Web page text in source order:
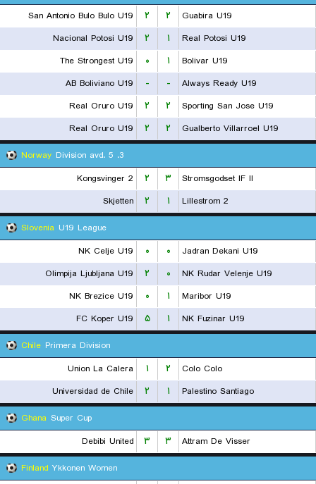
San Antonio Bulo Bulo U19
۲ ۲
Guabira U19
Nacional Potosi U19
۲ ۱
Real Potosi U19
The Strongest U19
۰ ۱
Bolivar U19
AB Boliviano U19
- -
Always Ready U19
Real Oruro U19
۲ ۲
Sporting San Jose U19
Real Oruro U19
۲ ۲
Gualberto Villarroel U19
Norway
3. Division avd. 5
Kongsvinger 2
۲ ۳
Stromsgodset IF II
Skjetten
۲ ۱
Lillestrom 2
Slovenia U19 League
NK Celje U19
۰ ۰
Jadran Dekani U19
Olimpija Ljubljana U19
۲ ۰
NK Rudar Velenje U19
NK Brezice U19
۰ ۱
Maribor U19
FC Koper U19
۵ ۱
NK Fuzinar U19
Chile Primera Division
Union La Calera
۱ ۲
Colo Colo
Universidad de Chile
۲ ۱
Palestino Santiago
Ghana Super Cup
Debibi United
۳ ۳
Attram De Visser
Finland Ykkonen Women